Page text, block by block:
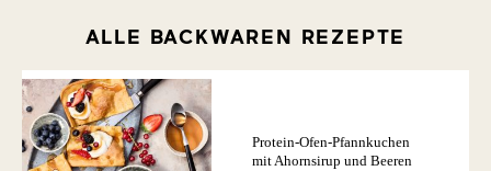
ALLE BACKWAREN REZEPTE
Protein-Ofen-Pfannkuchen
mit Ahornsirup und Beeren